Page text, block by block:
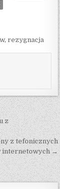
,rezygnacja
z
z tefonicznych
internetowych →